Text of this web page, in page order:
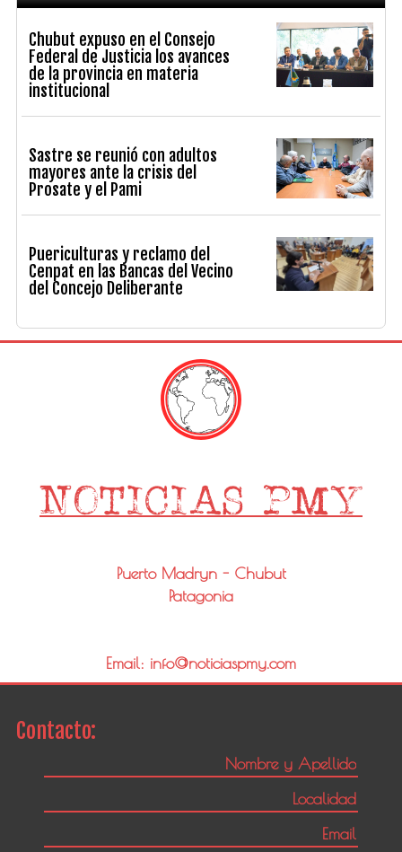
Chubut expuso en el Consejo
Federal de Justicia los avances
de la provincia en materia
institucional
Sastre se reunió con adultos
mayores ante la crisis del
Prosate y el Pami
Puericulturas y reclamo del
Cenpat en las Bancas del Vecino
del Concejo Deliberante
Puerto Madryn - Chubut
Patagonia
Email: info@noticiaspmy.com
Contacto: